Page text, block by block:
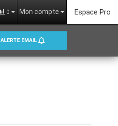
0 Mon compte Espace Pro
ALERTE EMAIL